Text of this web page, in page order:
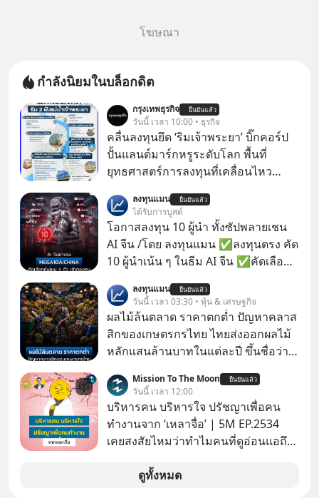
โฆษณา
กำลังนิยมในบล็อกดิต
กรุงเทพธุรกิจ ยืนยันแล้ว
วันนี้ เวลา 10:00 • ธุรกิจ
คลื่นลงทุนยึด ‘ริมเจ้าพระยา’ บิ๊กคอร์ป
ปั้นแลนด์มาร์กหรูระดับโลก พื้นที่
ยุทธศาสตร์การลงทุนที่เคลื่อนไหว
แม่น้ำเจ้าพระยา” นับเป็นคลื่นการลงทุน
ลูกที่ 2 ในการพัฒนาการท่องเที่ยว 2 ฝั่ง
แม่น้ำเจ้าพระยา ต่อจาก “ไอคอนสยาม
โมเดล” ภายใต้ 3 พันธมิตรร่วมทุน
บริษัท สยามพิวรรธน์ จำกัด, แมกโนเลีย
ควอลิตี้ ดีเวล็อปเม้นต์ คอร์ปอเรชั่น และ
เครือเจริญโภคภัณฑ์
ลงทุนแมน ยืนยันแล้ว
ได้รับการบูสต์
โอกาสลงทุน 10 ผู้นำ ทั้งซัปพลายเชน
AI จีน /โดย ลงทุนแมน ✅ลงทุนตรง คัด
10 ผู้นำเน้น ๆ ในธีม AI จีน ✅คัดเลือก
เจ้าของผู้นำ AI จีน ตั้งแต่โรงงานผลิตชิป
หน่วยความจำ โมเดล AI ยันหุ่นยนต์
✅ได้การรับยกเว้นภาษี Capital Gain
ตามกฎหมายภาษีของประเทศไทย
ลงทุนแมน ยืนยันแล้ว
วันนี้ เวลา 03:30 • หุ้น & เศรษฐกิจ
ผลไม้ล้นตลาด ราคาตกต่ำ ปัญหาคลาส
สิกของเกษตรกรไทย ไทยส่งออกผลไม้
หลักแสนล้านบาทในแต่ละปี ขึ้นชื่อว่า
เบอร์ต้น ๆ ของโลก
Mission To The Moon ยืนยันแล้ว
วันนี้ เวลา 12:00
บริหารคน บริหารใจ ปรัชญาเพื่อคน
ทำงานจาก ‘เหลาจื่อ’ | 5M EP.2534
เคยสงสัยไหมว่าทำไมคนที่ดูอ่อนแอถึง
สถานการณ์ แล้วทำไมคนที่ไม่ออกแรง
ดูทั้งหมด